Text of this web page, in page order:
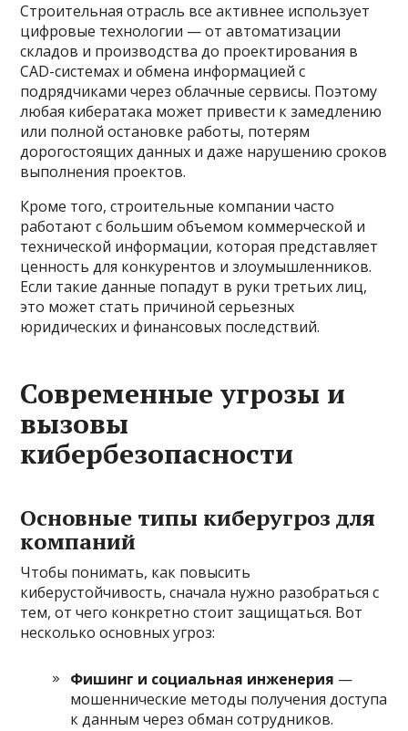
Строительная отрасль все активнее использует
цифровые технологии — от автоматизации
складов и производства до проектирования в
CAD-системах и обмена информацией с
подрядчиками через облачные сервисы. Поэтому
любая кибератака может привести к замедлению
или полной остановке работы, потерям
дорогостоящих данных и даже нарушению сроков
выполнения проектов.
Кроме того, строительные компании часто
работают с большим объемом коммерческой и
технической информации, которая представляет
ценность для конкурентов и злоумышленников.
Если такие данные попадут в руки третьих лиц,
это может стать причиной серьезных
юридических и финансовых последствий.
Современные угрозы и
вызовы
кибербезопасности
Основные типы киберугроз для
компаний
Чтобы понимать, как повысить
киберустойчивость, сначала нужно разобраться с
тем, от чего конкретно стоит защищаться. Вот
несколько основных угроз:
Фишинг и социальная инженерия —
мошеннические методы получения доступа
к данным через обман сотрудников.